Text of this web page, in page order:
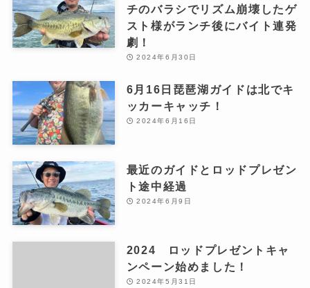
チのバラシでリズム崩壊したゲ
スト様がランチ後にバイト連発
劇！
2024年6月30日
6月16日琵琶湖ガイドは北でキ
ッカーキャッチ！
2024年6月16日
最近のガイドとロッドプレゼン
ト途中経過
2024年6月9日
2024 ロッドプレゼントキャ
ンペーン始めました！
2024年5月31日